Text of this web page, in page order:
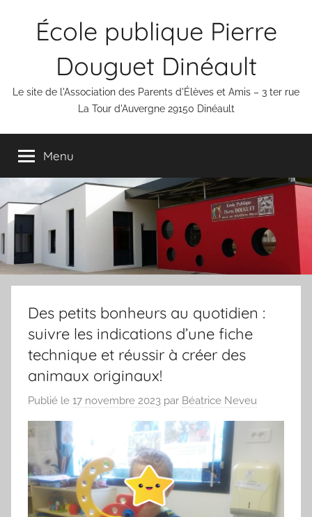
École publique Pierre
Douguet Dinéault
Le site de l'Association des Parents d'Élèves et Amis – 3 ter rue
La Tour d'Auvergne 29150 Dinéault
Menu
Des petits bonheurs au quotidien :
suivre les indications d’une fiche
technique et réussir à créer des
animaux originaux!
Publié le 17 novembre 2023 par Béatrice Neveu